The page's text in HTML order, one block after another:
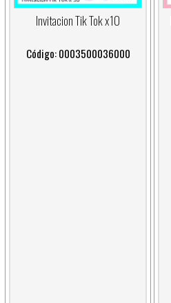
Invitacion Tik Tok x10
Código: 0003500036000